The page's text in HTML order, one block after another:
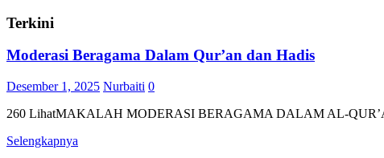
Terkini
Moderasi Beragama Dalam Qur’an dan Hadis
Desember 1, 2025 Nurbaiti 0
260 LihatMAKALAH MODERASI BERAGAMA
Selengkapnya